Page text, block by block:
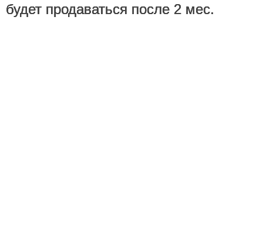
будет продаваться после 2 мес.